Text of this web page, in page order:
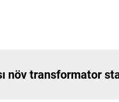
növ transformator